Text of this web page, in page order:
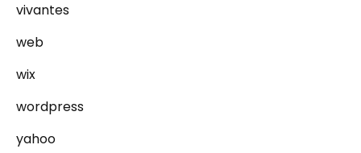
vivantes
web
wix
wordpress
yahoo